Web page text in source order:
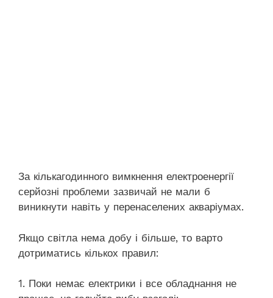
За кількагодинного вимкнення електроенергії
серйозні проблеми зазвичай не мали б
виникнути навіть у перенаселених акваріумах.
Якщо світла нема добу і більше, то варто
дотриматись кількох правил:
1. Поки немає електрики і все обладнання не